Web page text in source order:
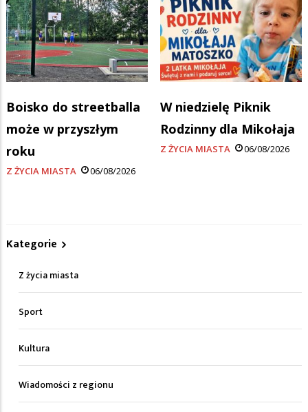
Boisko do streetballa
może w przyszłym
roku
Z ŻYCIA MIASTA 06/08/2026
W niedzielę Piknik
Rodzinny dla Mikołaja
Z ŻYCIA MIASTA 06/08/2026
Kategorie
Z życia miasta
Sport
Kultura
Wiadomości z regionu